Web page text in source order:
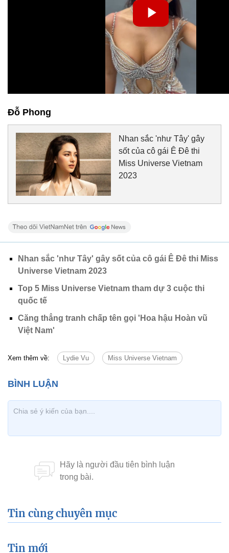
Đỗ Phong
Nhan sắc 'như Tây' gây
sốt của cô gái Ê Đê thi
Miss Universe Vietnam
2023
Nhan sắc 'như Tây' gây sốt của cô gái Ê Đê thi Miss
Universe Vietnam 2023
Top 5 Miss Universe Vietnam tham dự 3 cuộc thi
quốc tế
Căng thẳng tranh chấp tên gọi 'Hoa hậu Hoàn vũ
Việt Nam'
Xem thêm về: Lydie Vu Miss Universe Vietnam
Tin cùng chuyên mục
Tin mới